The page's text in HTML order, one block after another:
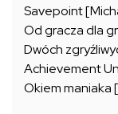
Savepoint
Od gracza dla
Dwóch
Achievement
Okiem maniaka